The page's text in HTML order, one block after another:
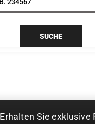
SUCHE
Erhalten Sie exklusive